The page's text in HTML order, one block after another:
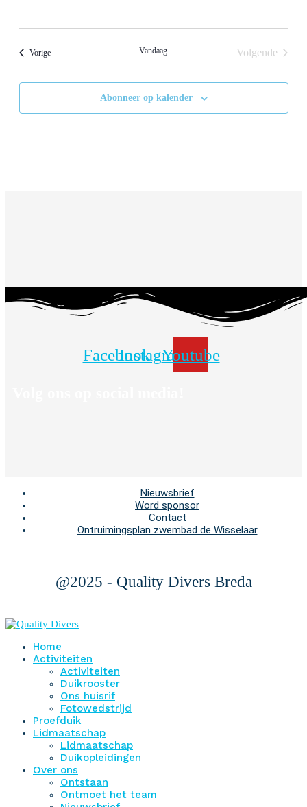
VorigeEvenementen Vandaag
Volgende
Abonneer op kalender
FacebookInstagramYoutube
Nieuwsbrief
Word sponsor
Contact
Ontruimingsplan zwembad de Wisselaar
@2025 - Quality Divers Breda
Home
Activiteiten
Activiteiten
Duikrooster
Ons huisrif
Fotowedstrijd
Proefduik
Lidmaatschap
Lidmaatschap
Duikopleidingen
Over ons
Ontstaan
Ontmoet het team